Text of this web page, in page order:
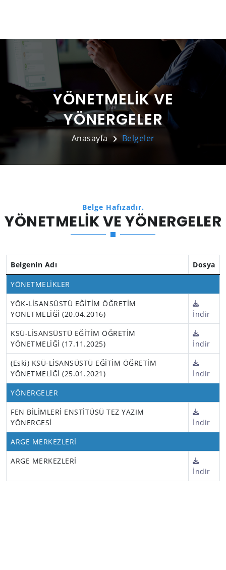
YÖNETMELİK VE
YÖNERGELER
Anasayfa Belgeler
Belge Hafızadır.
YÖNETMELİK VE YÖNERGELER
Belgenin Adı Dosya
YÖNETMELİKLER
YÖK-LİSANSÜSTÜ EĞİTİM ÖĞRETİM
YÖNETMELİĞİ (20.04.2016)
İndir
KSÜ-LİSANSÜSTÜ EĞİTİM ÖĞRETİM
YÖNETMELİĞİ (17.11.2025)
İndir
(Eski) KSÜ-LİSANSÜSTÜ EĞİTİM ÖĞRETİM
YÖNETMELİĞİ (25.01.2021)
İndir
YÖNERGELER
FEN BİLİMLERİ ENSTİTÜSÜ TEZ YAZIM
YÖNERGESİ
İndir
ARGE MERKEZLERİ
ARGE MERKEZLERİ
İndir